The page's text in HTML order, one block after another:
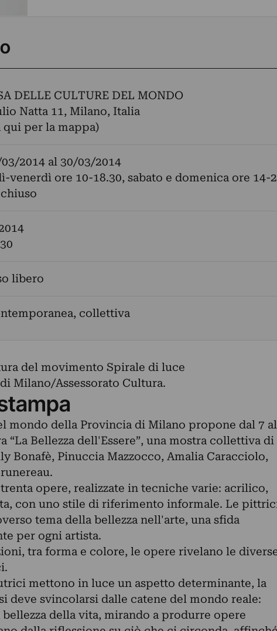
DELLE CULTURE DEL MONDO
Natta 11, Milano, Italia
qui per la mappa)
2014al 30/03/2014
venerdì ore 10-18.30, sabato e domenica ore 14-
libero
collettiva
del movimento Spirale di luce
Milano/Assessorato Cultura.
mondo della Provincia di Milano propone dal 7 al
“La Bellezza dell'Essere”, una mostra collettiva di
Bonafè, Pinuccia Mazzocco, Amalia Caracciolo,
opere, realizzate in tecniche varie: acrilico,
con uno stile di riferimento informale. Le
tema della bellezza nell'arte, una sfida
per ogni artista.
tra forma e colore, le opere rivelano le
mettono in luce un aspetto determinante, la
deve svincolarsi dalle catene del mondo reale:
della vita, mirando a produrre opere